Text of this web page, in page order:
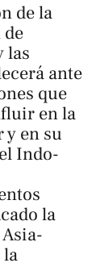
de la
las
ante
que
en la
en su
Indo-
la
la